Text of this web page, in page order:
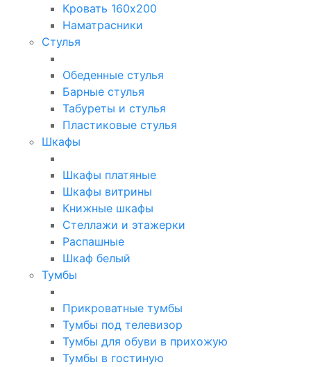
Кровать 160х200
Наматрасники
Стулья
Обеденные стулья
Барные стулья
Табуреты и стулья
Пластиковые стулья
Шкафы
Шкафы платяные
Шкафы витрины
Книжные шкафы
Стеллажи и этажерки
Распашные
Шкаф белый
Тумбы
Прикроватные тумбы
Тумбы под телевизор
Тумбы для обуви в прихожую
Тумбы в гостиную